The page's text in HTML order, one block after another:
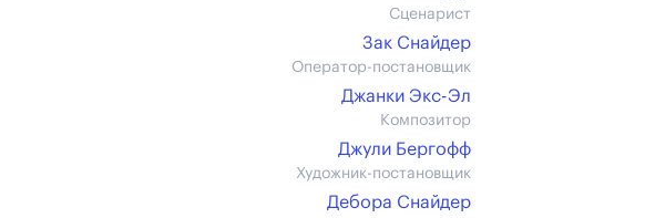
Сценарист
Зак Снайдер
Оператор-постановщик
Джанки Экс-Эл
Композитор
Джули Бергофф
Художник-постановщик
Дебора Снайдер